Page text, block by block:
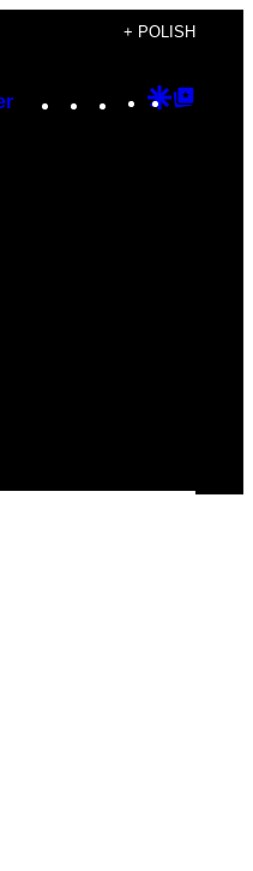
+ POLISH
Instagram
TikTok
YouTube
Google